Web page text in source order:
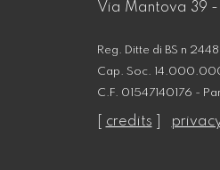
Via Mantova 39 -
Reg. Ditte di BS n
Cap. Soc.
C.F. 01547140176 -
credits